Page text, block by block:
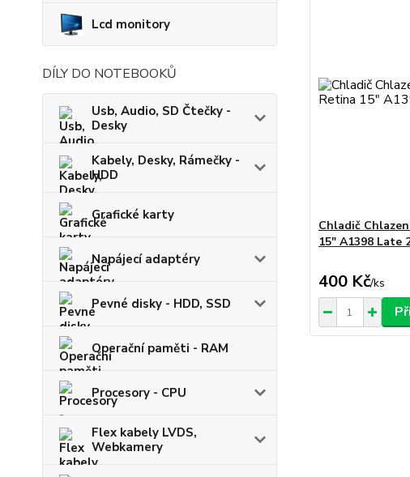
Lcd monitory
DÍLY DO NOTEBOOKŮ
Usb, Audio, SD Čtečky -
Desky
Kabely, Desky, Rámečky -
HDD
Grafické karty
Napájecí adaptéry
Pevné disky - HDD, SSD
Operační paměti - RAM
Procesory - CPU
Flex kabely LVDS,
Webkamery
Chladič
15" A1398 Late
400 Kč/ks